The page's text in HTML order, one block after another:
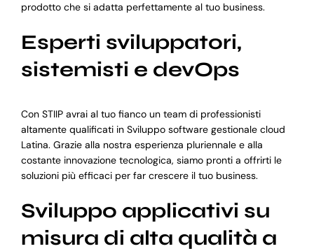
prodotto che si adatta perfettamente al tuo business.
Esperti sviluppatori,
sistemisti e devOps
Con STIIP avrai al tuo fianco un team di professionisti
altamente qualificati in Sviluppo software gestionale cloud
Latina. Grazie alla nostra esperienza pluriennale e alla
costante innovazione tecnologica, siamo pronti a offrirti le
soluzioni più efficaci per far crescere il tuo business.
Sviluppo applicativi su
misura di alta qualità a